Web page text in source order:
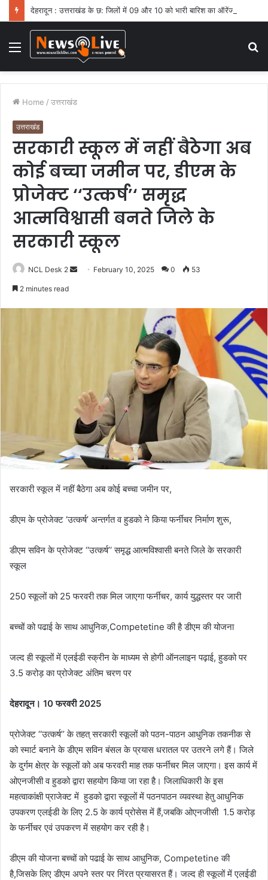
Menu
Home / उत्तराखंड
उत्तराखंड
सरकारी स्कूल में नहीं बैठेगा अब
कोई बच्चा जमीन पर, डीएम के
प्रोजेक्ट ‘‘उत्कर्ष’‘ समृद्ध
आत्मविश्वासी बनते जिले के
सरकारी स्कूल
NCL Desk 2
i
l
February 10, 2025 0 53
2 minutes read
सरकारी स्कूल में नहीं बैठेगा अब कोई बच्चा जमीन पर,
डीएम के प्रोजेक्ट ‘उत्कर्ष’ अन्तर्गत व हुडको ने किया फर्नीचर निर्माण शुरू,
डीएम सविन के प्रोजेक्ट ‘‘उत्कर्ष’‘ समृद्ध आत्मविश्वासी बनते जिले के सरकारी
स्कूल
250 स्कूलों को 25 फरवरी तक मिल जाएगा फर्नीचर, कार्य युद्धस्तर पर जारी
बच्चों को पढाई के साथ आधुनिक,Competetine की है डीएम की योजना
जल्द ही स्कूलों में एलईडी स्क्रीन के माध्यम से होगी ऑनलाइन पढ़ाई, हुडको पर
3.5 करोड़ का प्रोजेक्ट अंतिम चरण पर
देहरादून। 10 फरवरी 2025
प्रोजेक्ट ‘‘उत्कर्ष’’ के तहत् सरकारी स्कूलों को पठन-पाठन आधुनिक तकनीक से
को स्मार्ट बनाने के डीएम सविन बंसल के प्रयास धरातल पर उतरने लगे हैं। जिले
के दुर्गम क्षेत्र के स्कूलों को अब फरवरी माह तक फर्नीचर मिल जाएगा। इस कार्य में
ओएनजीसी व हुडको द्वारा सहयोग किया जा रहा है। जिलाधिकारी के इस
महत्वाकांक्षी प्राजेक्ट में हुडको द्वारा स्कूलों में पठनपाठन व्यवस्था हेतु आधुनिक
उपकरण एलईडी के लिए 2.5 के कार्य प्रोसेस में हैं,जबकि ओएनजीसी 1.5 करोड़
के फर्नीचर एवं उपकरण में सहयोग कर रही है।
डीएम की योजना बच्चों को पढाई के साथ आधुनिक, Competetine की
है,जिसके लिए डीएम अपने स्तर पर निंरत प्रयासरत हैं। जल्द ही स्कूलों में एलईडी